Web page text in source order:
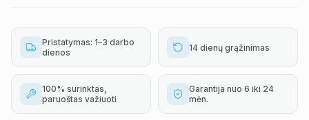
Pristatymas: 1–3 darbo
dienos
14 dienų grąžinimas
100% surinktas,
paruoštas važiuoti
Garantija nuo 6 iki 24
mėn.